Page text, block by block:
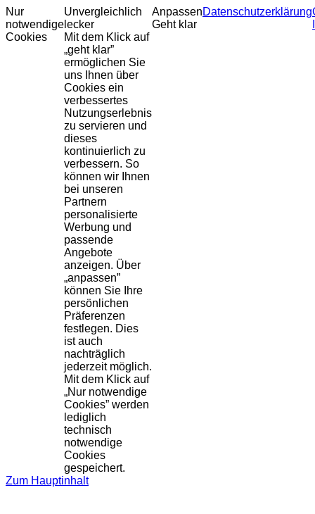
Nur
notwendige
Cookies
Unvergleichlich
lecker
Mit dem Klick auf
„geht klar”
ermöglichen Sie
uns Ihnen über
Cookies ein
verbessertes
Nutzungserlebnis
zu servieren und
dieses
kontinuierlich zu
verbessern. So
können wir Ihnen
bei unseren
Partnern
personalisierte
Werbung und
passende
Angebote
anzeigen. Über
„anpassen”
können Sie Ihre
persönlichen
Präferenzen
festlegen. Dies
ist auch
nachträglich
jederzeit möglich.
Mit dem Klick auf
„Nur notwendige
Cookies” werden
lediglich
technisch
notwendige
Cookies
gespeichert.
Anpassen
Geht klar
Datenschutzerklärung
Zum Hauptinhalt